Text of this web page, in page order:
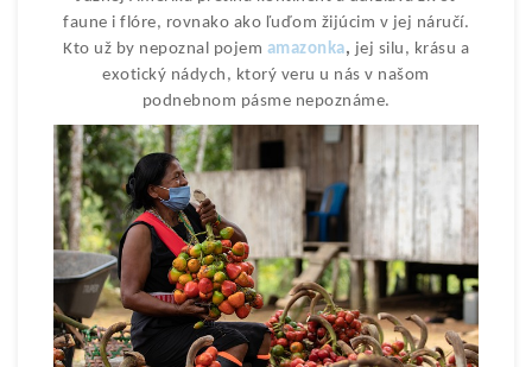
faune i flóre, rovnako ako ľuďom žijúcim v jej náručí.
Kto už by nepoznal pojem amazonka, jej silu, krásu a
exotický nádych, ktorý veru u nás v našom
podnebnom pásme nepoznáme.